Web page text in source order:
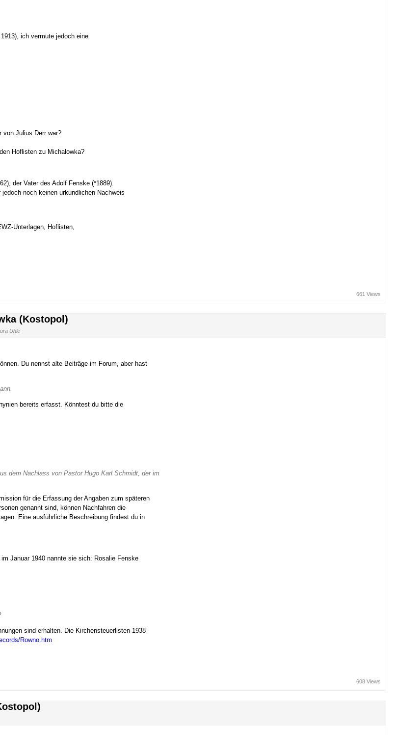
ich vermute jedoch eine
von Julius Derr war?
Hoflisten zu Michalowka?
der Vater des Adolf Fenske (*1889).
noch keinen urkundlichen Nachweis
Unterlagen, Hoflisten,
661 Views
(Kostopol)
Uhle
Du nennst alte Beiträge im Forum, aber hast
bereits erfasst. Könntest du bitte die
dem Nachlass von Pastor Hugo Karl Schmidt, der im
für die Erfassung der Angaben zum späteren
genannt sind, können Nachfahren die
Eine ausführliche Beschreibung findest du in
Januar 1940 nannte sie sich: Rosalie Fenske
sind erhalten. Die Kirchensteuerlisten 1938
Rowno.htm
608 Views